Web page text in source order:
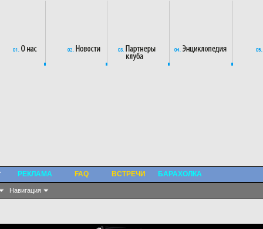
Навигация
РЕКЛАМА FAQ ВСТРЕЧИ БАРАХОЛКА